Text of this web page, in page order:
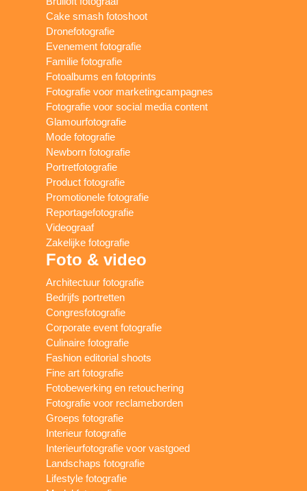
Cake smash fotoshoot
Dronefotografie
Evenement fotografie
Familie fotografie
Fotoalbums en fotoprints
Fotografie voor marketingcampagnes
Fotografie voor social media content
Glamourfotografie
Mode fotografie
Newborn fotografie
Portretfotografie
Product fotografie
Promotionele fotografie
Reportagefotografie
Videograaf
Zakelijke fotografie
Foto & video
Architectuur fotografie
Bedrijfs portretten
Congresfotografie
Corporate event fotografie
Culinaire fotografie
Fashion editorial shoots
Fine art fotografie
Fotobewerking en retouchering
Fotografie voor reclameborden
Groeps fotografie
Interieur fotografie
Interieurfotografie voor vastgoed
Landschaps fotografie
Lifestyle fotografie